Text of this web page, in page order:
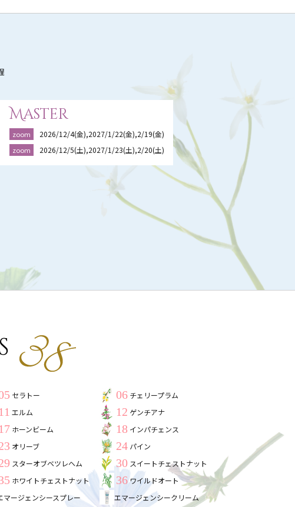
Master
zoom 2026/12/4(金),2027/1/22(金),2/19(金)
zoom 2026/12/5(土),2027/1/23(土),2/20(土)
セラトー 06 チェリープラム
11 エルム 12 ゲンチアナ
17 ホーンビーム 18 インパチェンス
オリーブ 24 パイン
スターオブベツレヘム 30 スイートチェストナット
ホワイトチェストナット 36ワイルドオート
マージェンシースプレー エマージェンシークリーム